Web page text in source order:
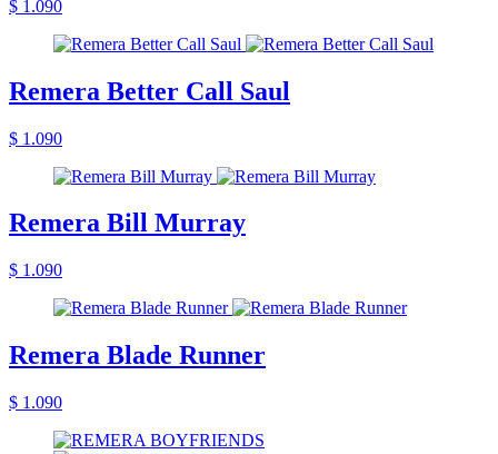
$ 1.090
Remera Better Call Saul
$ 1.090
Remera Bill Murray
$ 1.090
Remera Blade Runner
$ 1.090